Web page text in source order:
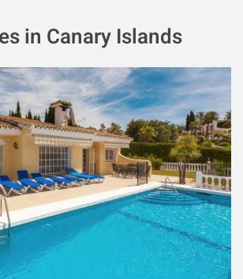
in Canary Islands